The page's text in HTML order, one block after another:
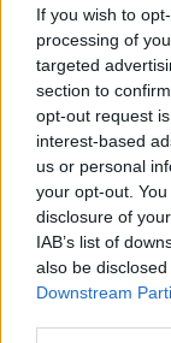
If you wish to
processing of
targeted
section to
opt-out request
interest-based
us or personal
your opt-out.
disclosure of
IAB’s list of
also be
Downstream
Marte
​Crapa pelada
​I soliti noti
Arie
​Vaccine Easing
No profit
Dragonheart
Con-ter?
​Con-te
Coincidenze e crisi
L'amico
​L’anno del vaccino
Giulio Regeni
​Il rosario